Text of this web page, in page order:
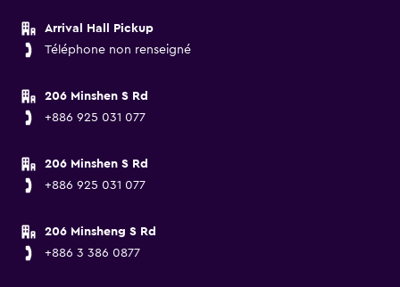
Arrival Hall Pickup
Téléphone non renseigné
206 Minshen S Rd
+886 925 031 077
206 Minshen S Rd
+886 925 031 077
206 Minsheng S Rd
+886 3 386 0877